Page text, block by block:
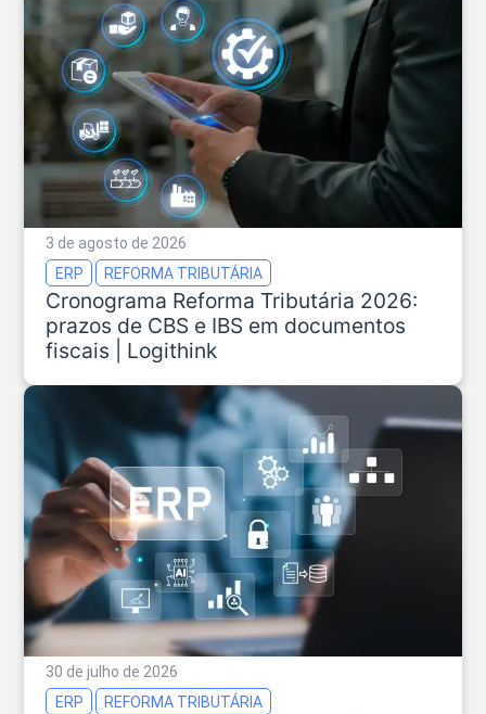
3 de agosto de 2026
ERP
REFORMA TRIBUTÁRIA
Cronograma Reforma Tributária 2026:
prazos de CBS e IBS em documentos
fiscais | Logithink
30 de julho de 2026
ERP
REFORMA TRIBUTÁRIA